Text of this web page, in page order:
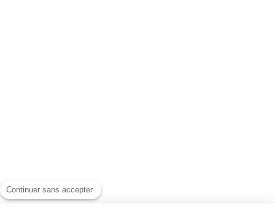
Continuer sans accepter